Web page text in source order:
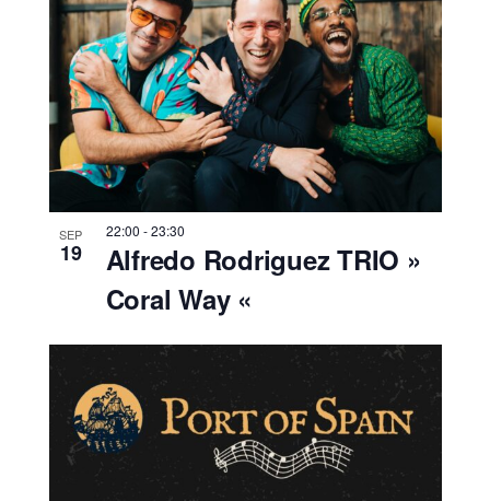
SEP
19
22:00 -23:30
Alfredo Rodriguez TRIO »
Coral Way «